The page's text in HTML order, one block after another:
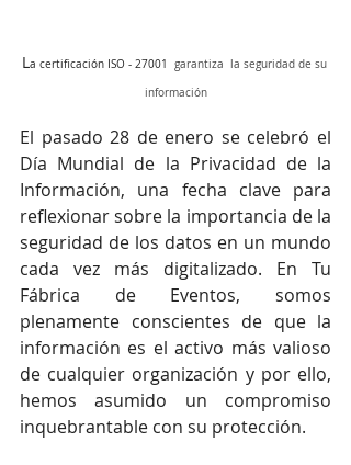
L a certificación ISO - 27001
  garantiza  la seguridad de su
información
El pasado 28 de enero se celebró el
Día Mundial de la Privacidad de la
Información, una fecha clave para
reflexionar sobre la importancia de la
seguridad de los datos en un mundo
cada vez más digitalizado. En Tu
Fábrica de Eventos, somos
plenamente conscientes de que la
información es el activo más valioso
de cualquier organización y por ello,
hemos asumido un compromiso
inquebrantable con su protección.